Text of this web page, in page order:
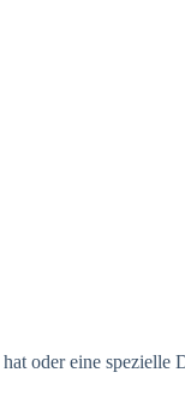
oder eine spezielle